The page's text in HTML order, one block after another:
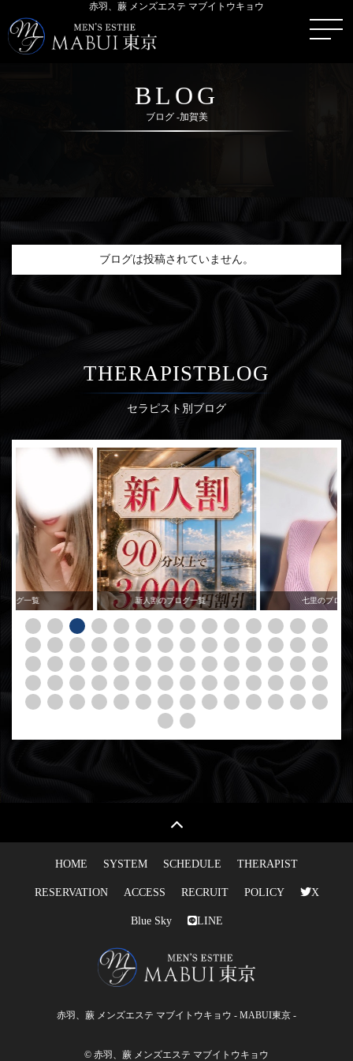
赤羽、蕨 メンズエステ マブイトウキョウ
BLOG
ブログ -加賀美
ブログは投稿されていません。
THERAPISTBLOG
セラピスト別ブログ
ログ一覧 新人割のブログ一覧 七里のブログ
HOME SYSTEM SCHEDULE THERAPIST
RESERVATION ACCESS RECRUIT POLICY X
Blue Sky LINE
赤羽、蕨 メンズエステ マブイトウキョウ - MABUI東京 -
© 赤羽、蕨 メンズエステ マブイトウキョウ